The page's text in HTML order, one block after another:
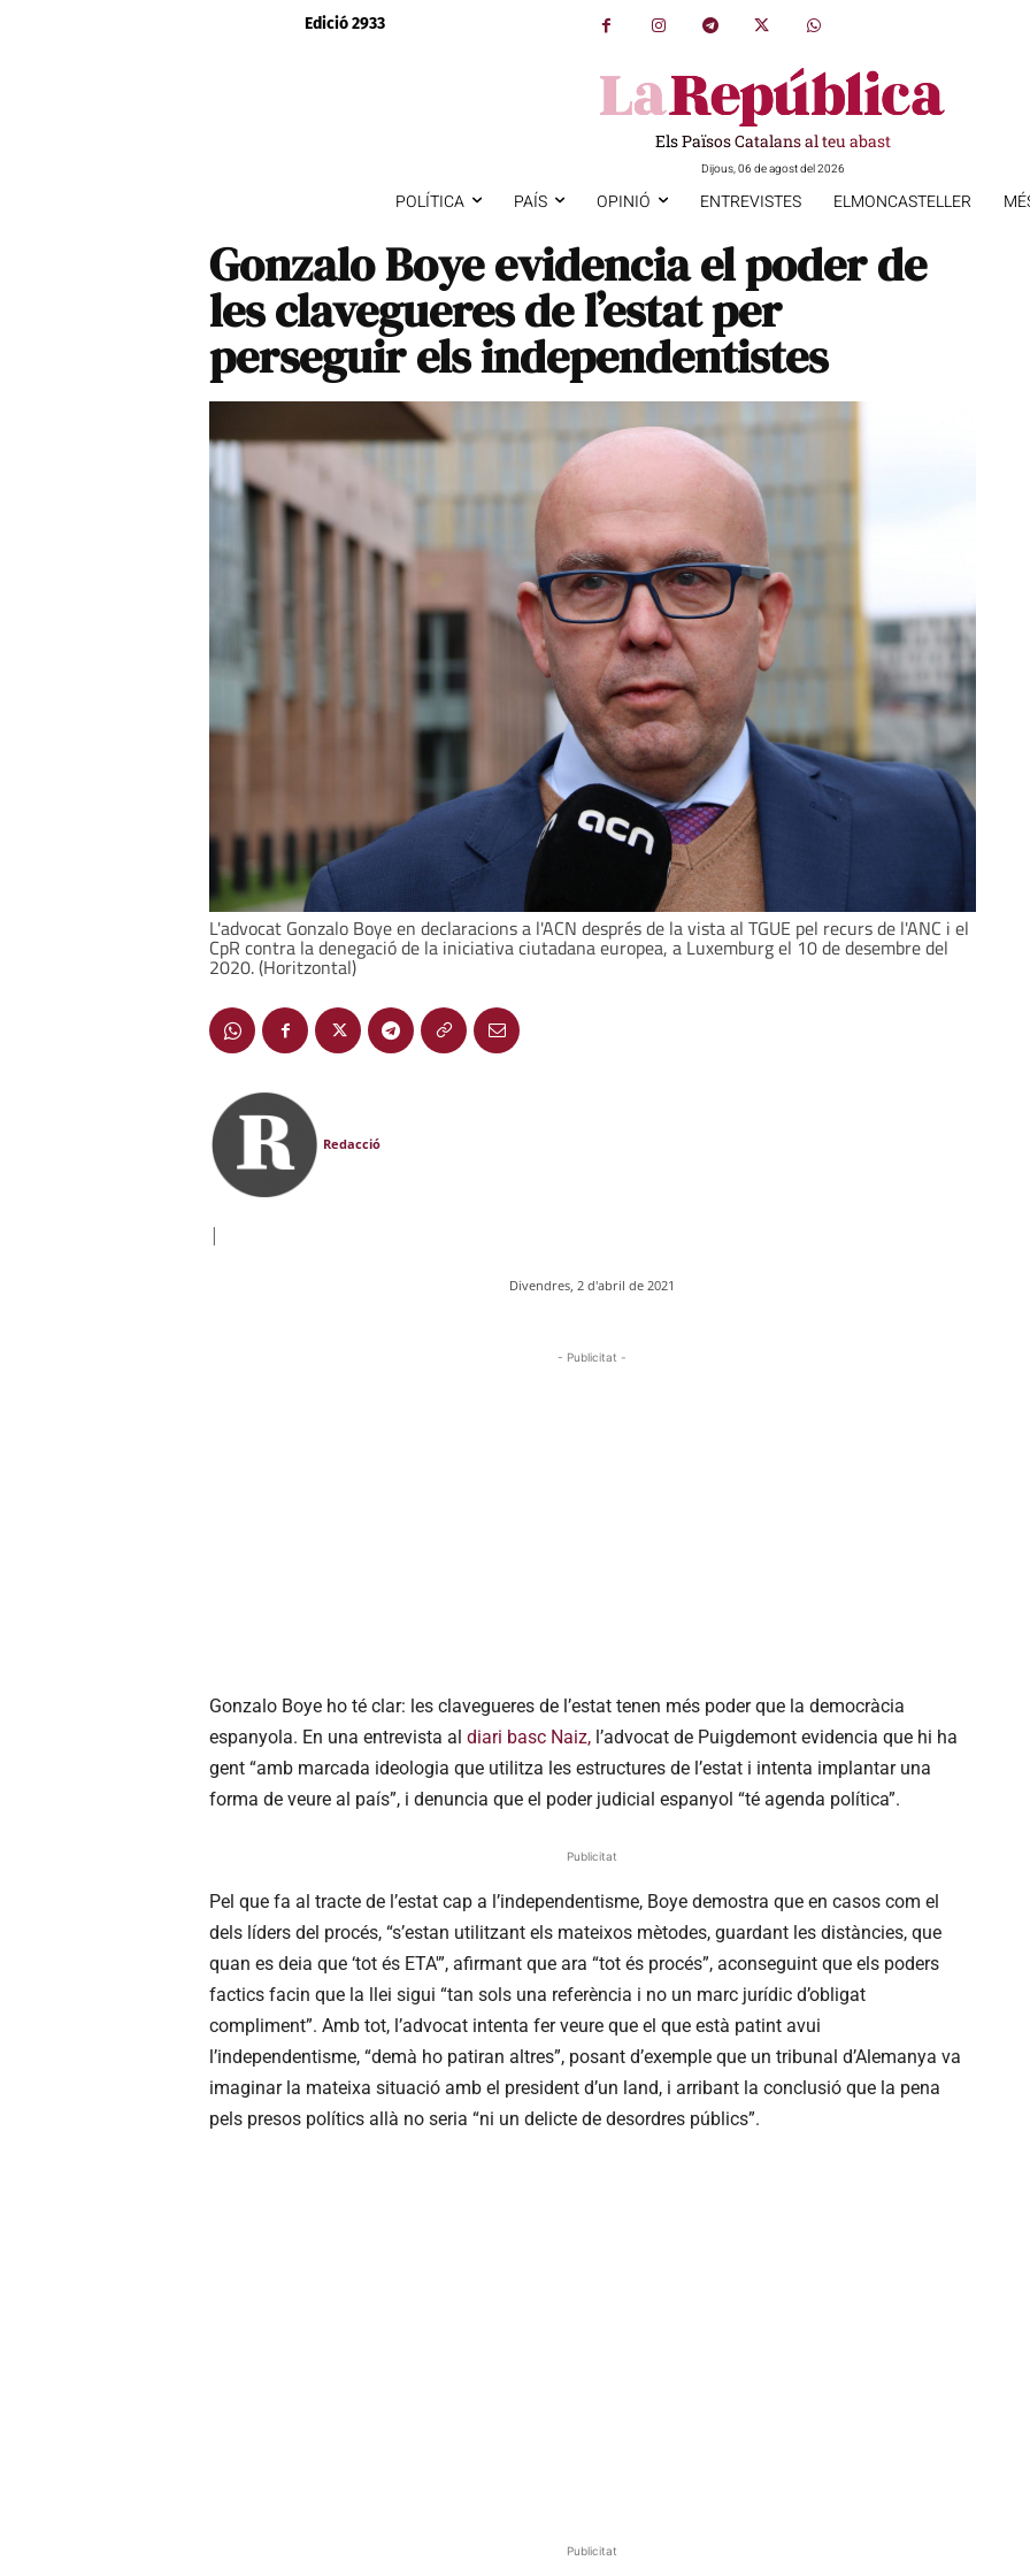
Edició 2933
Els Països Catalans al teu abast
Dijous, 06 de agost del 2026
POLÍTICA PAÍS OPINIÓ ENTREVISTES ELMONCASTELLER
Gonzalo Boye evidencia el poder de
les clavegueres de l’estat per
perseguir els independentistes
L'advocat Gonzalo Boye en declaracions a l'ACN després de la vista al TGUE pel recurs de l'ANC i el
CpR contra la denegació de la iniciativa ciutadana europea, a Luxemburg el 10 de desembre del
2020. (Horitzontal)
Redacció
|
Divendres, 2 d'abril de 2021
- Publicitat -
Gonzalo Boye ho té clar: les clavegueres de l’estat tenen més poder que la democràcia
espanyola. En una entrevista al diari basc Naiz, l’advocat de Puigdemont evidencia que hi ha
gent “amb marcada ideologia que utilitza les estructures de l’estat i intenta implantar una
forma de veure al país”, i denuncia que el poder judicial espanyol “té agenda política”.
Publicitat
Pel que fa al tracte de l’estat cap a l’independentisme, Boye demostra que en casos com el
dels líders del procés, “s’estan utilitzant els mateixos mètodes, guardant les distàncies, que
quan es deia que ‘tot és ETA'”, afirmant que ara “tot és procés”, aconseguint que els poders
factics facin que la llei sigui “tan sols una referència i no un marc jurídic d’obligat
compliment”. Amb tot, l’advocat intenta fer veure que el que està patint avui
l’independentisme, “demà ho patiran altres”, posant d’exemple que un tribunal d’Alemanya va
imaginar la mateixa situació amb el president d’un land, i arribant la conclusió que la pena
pels presos polítics allà no seria “ni un delicte de desordres públics”.
Publicitat